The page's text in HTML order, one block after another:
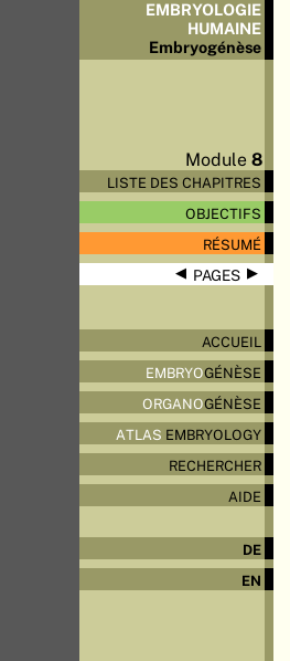
EMBRYOLOGIE
HUMAINE
Embryogénèse
Module8
LISTE DES CHAPITRES
OBJECTIFS
RÉSUMÉ
◀ PAGES▶
ACCUEIL
EMBRYOGÉNÈSE
ORGANOGÉNÈSE
ATLAS EMBRYOLOGY
RECHERCHER
AIDE
DE
EN